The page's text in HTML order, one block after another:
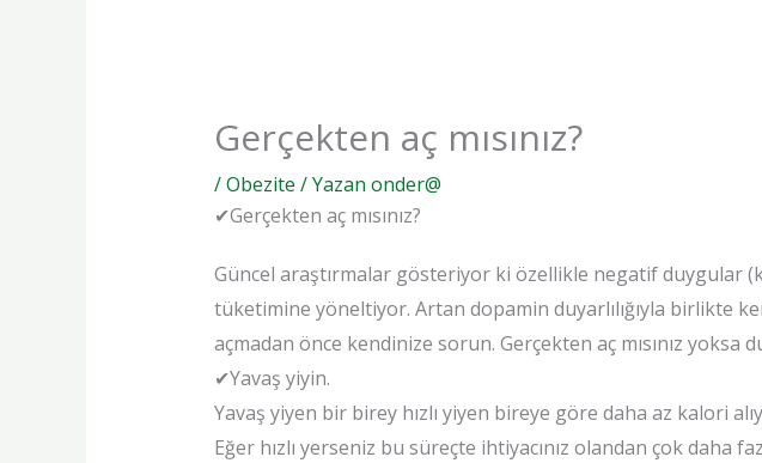
Gerçekten aç mısınız?
/Obezite / Yazan onder@
✔Gerçekten aç mısınız?
Güncel araştırmalar gösteriyor ki özellikle negatif duygular
tüketimine yöneltiyor. Artan dopamin duyarlılığıyla birlikte
açmadan önce kendinize sorun. Gerçekten aç mısınız yoksa
✔Yavaş yiyin.
Yavaş yiyen bir birey hızlı yiyen bireye göre daha az kalori
Eğer hızlı yerseniz bu süreçte ihtiyacınız olandan çok daha